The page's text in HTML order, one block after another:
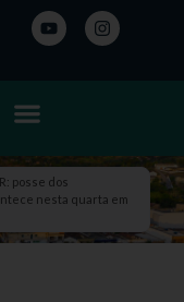
posse dos
nesta quarta em